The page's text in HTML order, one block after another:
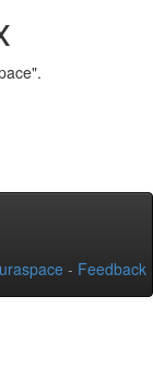
- Feedback